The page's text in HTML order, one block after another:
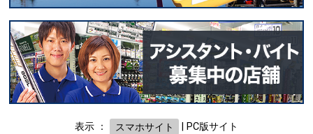
表示 ： スマホサイト PC版サイト